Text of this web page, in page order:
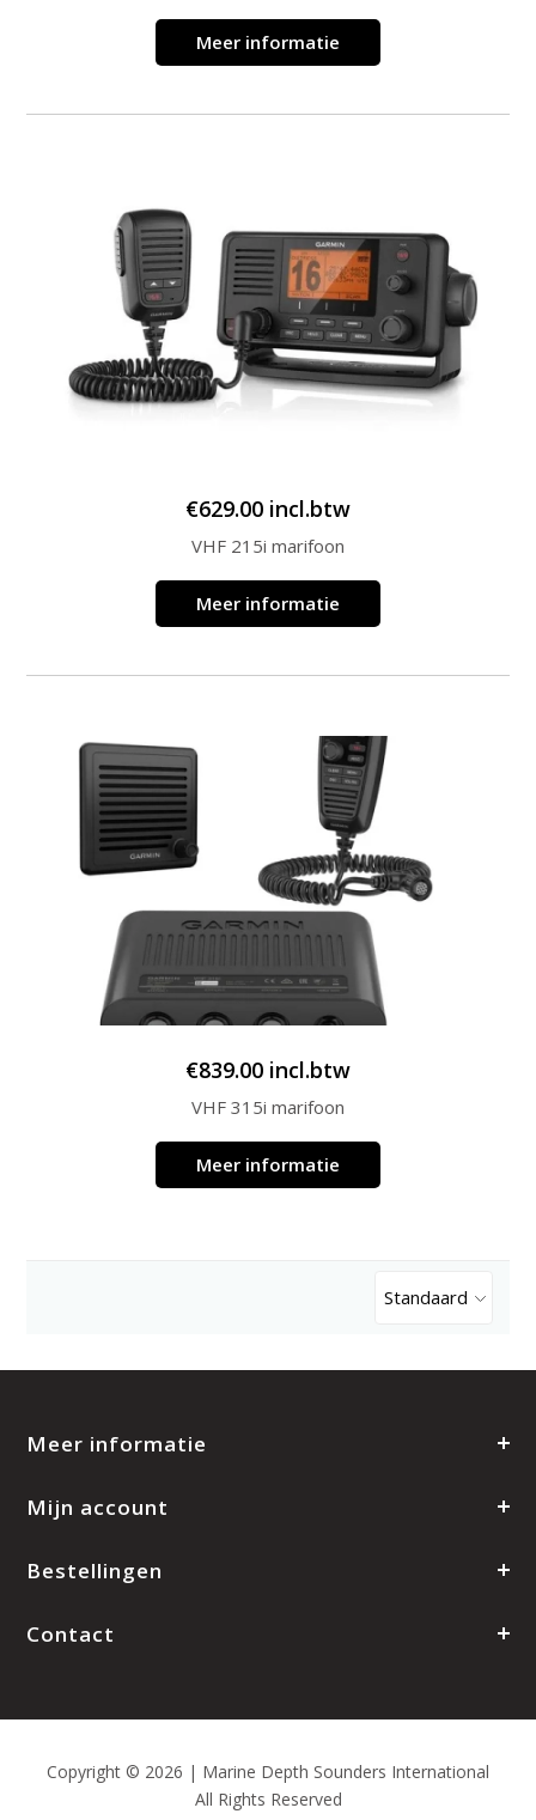
Meer informatie
€629.00 incl.btw
VHF 215i marifoon
Meer informatie
€839.00 incl.btw
VHF 315i marifoon
Meer informatie
Standaard
Meer informatie
Mijn account
Bestellingen
Contact
Copyright © 2026 | Marine Depth Sounders International
All Rights Reserved